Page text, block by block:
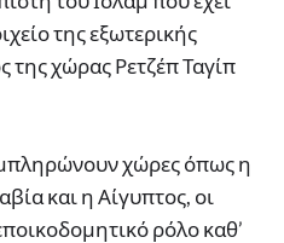
της εξωτερικής
της χώρας Ρετζέπ Ταγίπ
χώρες όπως η
και η Αίγυπτος, οι
ρόλο καθ’